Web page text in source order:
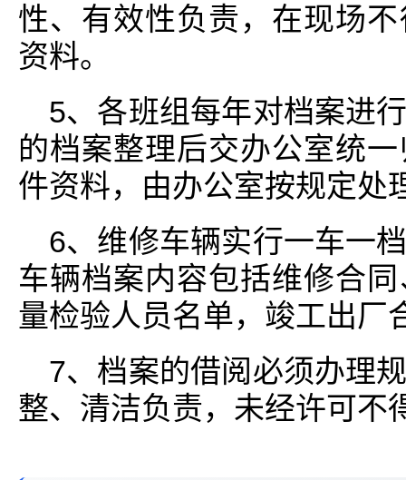
性、有效性负责，在现场
资料。
5、各班组每年对档案进
的档案整理后交办公室统
件资料，由办公室按规定处
6、维修车辆实行一车一
车辆档案内容包括维修合
量检验人员名单，竣工出厂
7、档案的借阅必须办理
整、清洁负责，未经许可不